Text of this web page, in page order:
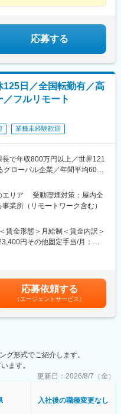
駅、石橋駅(長崎県)、上田駅、小
山川駅、石井駅(徳島県)、南小
位堂駅、富雄駅、西加積駅、
賀川駅、行橋駅、糸島高校前
、山陽網干駅、三木駅(神戸電
小牧駅、和歌山港駅、淀屋橋
、千歳駅(北海道)、卸町駅(宮城
友部駅、花崎駅、偕楽園駅、
上星川駅、善行駅、三崎口
岩瀬駅、古河駅、鶴瀬駅、東
木県)、木更津駅、北松戸駅、武
松戸駅、東富岡駅、新鹿沼
浦安駅、本蓮沼駅、相模原駅、
郷駅、江曽島駅、笠間駅、下館
、南柏駅、明大前駅、塚原
、牛浜駅、藤沢駅、雑色駅、
舟駅、西葛西駅、逗子駅、宮
駅、東伏見駅、下総中山駅、
駅、下高井戸駅、岩原駅、熊
木中央駅、西新宿五丁目駅、
)、大江橋駅、宇都宮駅東口駅
応募する
125日／全国転勤有／高
フルリモート
業種未経験歓迎
長で年収800万円以上／世界121
ローバル企業／年間平均60の
率92%／従業員満足度95％／
、自由度の高い営業スタイル
案、製品・サービスの提案
、実際の使用シーン等合わせ
ービス、マーケティング）と
、内10～30社程にフォーカ
響で3割程。
アプローチし、全社的に問題
経営層に近いからこそ、幅広
エリア 受動喫煙対策：屋内全
業所（リモートワーク含む）
賃金形態＞月給制＜賃金内訳＞
円その他固定手当/月：
り■モデル年収（固定給8
／4年目・800万円／営業課長
額であり、選考を通じて上下す
固定手当を含めた表記です。
応募依頼する
（エージェントサービス）
グ形式でご紹介します。
ます。
更新日： 2026/8/7（金）
入社後の職種変更なし